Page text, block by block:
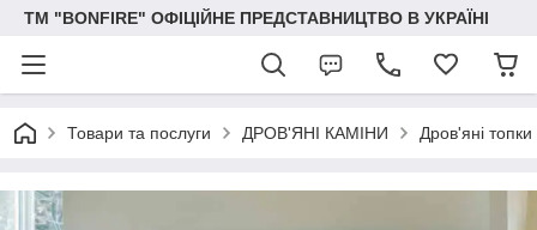
ТМ "BONFIRE" ОФІЦІЙНЕ ПРЕДСТАВНИЦТВО В УКРАЇНІ
Товари та послуги ДРОВ'ЯНІ КАМІНИ Дров'яні